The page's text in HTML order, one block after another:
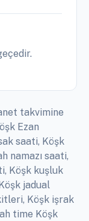
takvimine
Ezan
saati, Köşk
namazı saati,
Köşk kuşluk
jadual
Köşk işrak
time Köşk